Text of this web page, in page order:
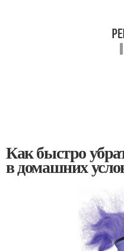
Как быстро
в домашних